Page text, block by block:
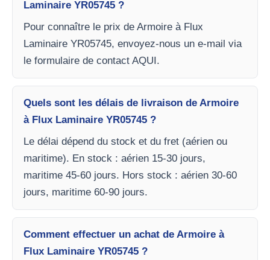
Laminaire YR05745 ?
Pour connaître le prix de Armoire à Flux
Laminaire YR05745, envoyez-nous un e-mail via
le formulaire de contact AQUI.
Quels sont les délais de livraison de Armoire
à Flux Laminaire YR05745 ?
Le délai dépend du stock et du fret (aérien ou
maritime). En stock : aérien 15-30 jours,
maritime 45-60 jours. Hors stock : aérien 30-60
jours, maritime 60-90 jours.
Comment effectuer un achat de Armoire à
Flux Laminaire YR05745 ?